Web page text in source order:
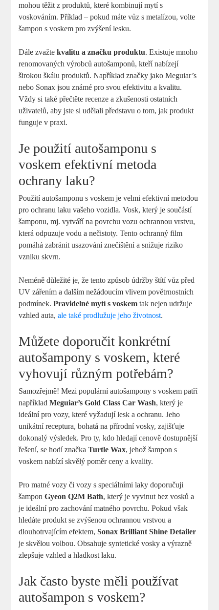
mohou těžit z produktů, které kombinují mytí s
voskováním. Příklad – pokud máte vůz s metalízou, volte
šampon s voskem pro zvýšení lesku.
Dále zvažtekvalitu a značku produktu. Existuje mnoho
renomovaných výrobců autošamponů, kteří nabízejí
širokou škálu produktů. Například značky jako Meguiar’s
nebo Sonax jsou známé pro svou efektivitu a kvalitu.
Vždy si také přečtěte recenze a zkušenosti ostatních
uživatelů, aby jste si udělali představu o tom, jak produkt
funguje v praxi.
Je použití autošamponu s
voskem efektivní metoda
ochrany laku?
Použití autošamponu s voskem je velmi efektivní metodou
pro ochranu laku vašeho vozidla. Vosk, který je součástí
šamponu, mj. vytváří na povrchu vozu ochrannou vrstvu,
která odpuzuje vodu a nečistoty. Tento ochranný film
pomáhá zabránit usazování znečištění a snižuje riziko
vzniku skvrn.
Neméně důležité je, že tento způsob údržby štítí vůz před
UV zářením a dalším nežádoucím vlivem povětrnostních
podmínek.Pravidelné mytí s voskem tak nejen udržuje
vzhled auta,ale také prodlužuje jeho životnost.
Můžete doporučit konkrétní
autošampony s voskem, které
vyhovují různým potřebám?
Samozřejmě! Mezi populární autošampony s voskem patří
napříkladMeguiar’s Gold Class Car Wash, který je
ideální pro vozy, které vyžadují lesk a ochranu. Jeho
unikátní receptura, bohatá na přírodní vosky, zajišťuje
dokonalý výsledek. Pro ty, kdo hledají cenově dostupnější
řešení, se hodí značkaTurtle Wax, jehož šampon s
voskem nabízí skvělý poměr ceny a kvality.
Pro matné vozy či vozy s speciálními laky doporučuji
šamponGyeon Q2M Bath, který je vyvinut bez vosků a
je ideální pro zachování matného povrchu. Pokud však
hledáte produkt se zvýšenou ochrannou vrstvou a
dlouhotrvajícím efektem,Sonax Brilliant Shine Detailer
je skvělou volbou. Obsahuje syntetické vosky a výrazně
zlepšuje vzhled a hladkost laku.
Jak často byste měli používat
autošampon s voskem?